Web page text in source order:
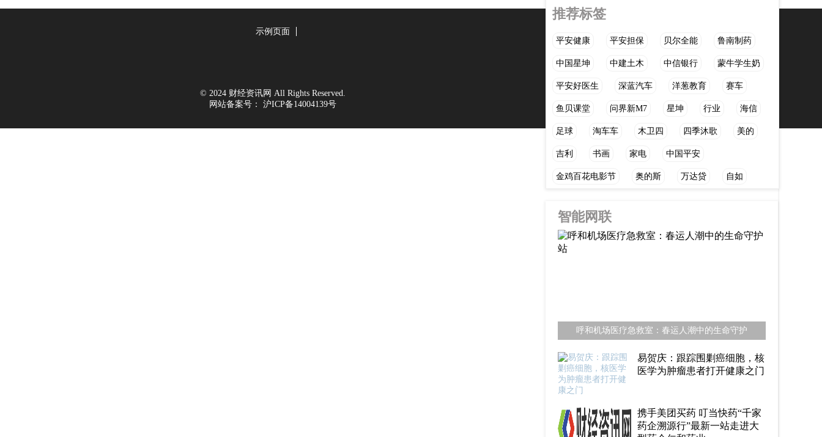
推荐标签
平安健康 平安担保 贝尔全能 鲁南制药
中国星坤 中建土木 中信银行 蒙牛学生奶
平安好医生 深蓝汽车 洋葱教育 赛车
鱼贝课堂 问界新M7 星坤 行业 海信
足球 淘车车 木卫四 四季沐歌 美的
吉利 书画 家电 中国平安
金鸡百花电影节 奥的斯 万达贷 自如
智能网联
呼和机场医疗急救室：春运人潮中的生命守护
易贺庆：跟踪围剿癌细胞，核
医学为肿瘤患者打开健康之门
携手美团买药 叮当快药“千家
药企溯源行”最新一站走进大
示例页面
© 2024 财经资讯网 All Rights Reserved.
网站备案号：
沪ICP备14004139号